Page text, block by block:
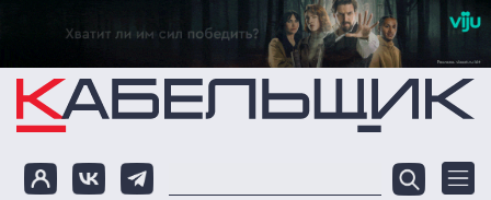
Перейти к основному содержанию